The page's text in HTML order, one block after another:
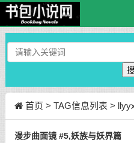
首页 > TAG信息列表 >
漫步曲面镜 #5,妖族与妖界篇